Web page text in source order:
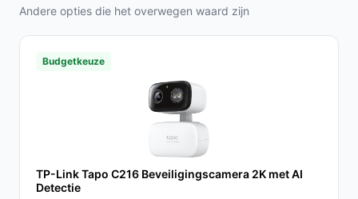
Wat zijn de belangrijkste verschillen met andere
De combinatie van 2K beeldkwaliteit, draadloze
installatie en een bijgeleverde SD-kaart maakt deze
camera uniek ten opzichte van concurrenten.
Andere opties die het overwegen waard zijn
Budgetkeuze
TP-Link Tapo C216 Beveiligingscamera 2K met AI
Detectie